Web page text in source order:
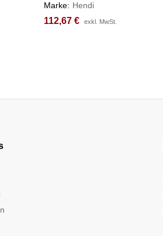
Marke: Hendi
112,67 € exkl. MwSt.
112,67 € exkl. MwSt.